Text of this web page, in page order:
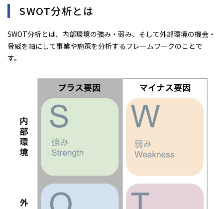
SWOT分析とは
SWOT分析とは、内部環境の強み・弱み、そして外部環境の機会・
脅威を軸にして事業や施策を分析するフレームワークのことで
す。